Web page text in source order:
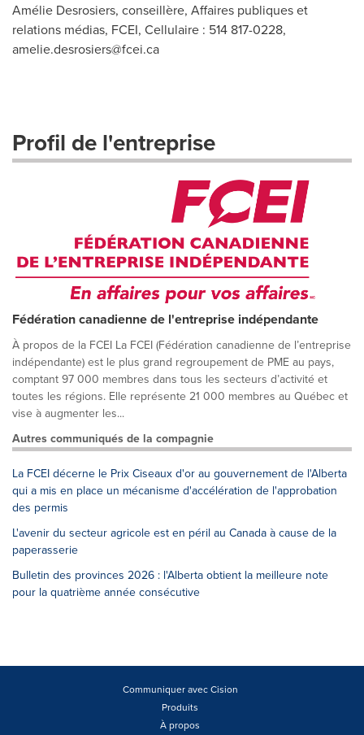
Amélie Desrosiers, conseillère, Affaires publiques et
relations médias, FCEI, Cellulaire : 514 817-0228,
amelie.desrosiers@fcei.ca
Profil de l'entreprise
Fédération canadienne de l'entreprise indépendante
À propos de la FCEI La FCEI (Fédération canadienne de l’entreprise
indépendante) est le plus grand regroupement de PME au pays,
comptant 97 000 membres dans tous les secteurs d’activité et
toutes les régions. Elle représente 21 000 membres au Québec et
vise à augmenter les...
Autres communiqués de la compagnie
La FCEI décerne le Prix Ciseaux d'or au gouvernement de l'Alberta
qui a mis en place un mécanisme d'accélération de l'approbation
des permis
L'avenir du secteur agricole est en péril au Canada à cause de la
paperasserie
Bulletin des provinces 2026 : l'Alberta obtient la meilleure note
pour la quatrième année consécutive
Communiquer avec Cision
Produits
À propos